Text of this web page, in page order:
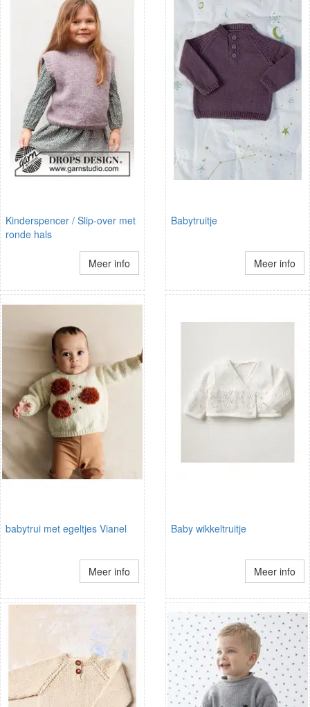
Kinderspencer / Slip-over met
ronde hals
Meer info
Babytruitje
Meer info
babytrui met egeltjes Vianel
Meer info
Baby wikkeltruitje
Meer info